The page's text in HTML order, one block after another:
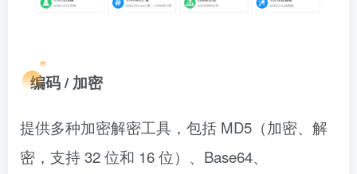
编码 / 加密
提供多种加密解密工具，包括 MD5（加密、解
密，支持 32 位和 16 位）、Base64、